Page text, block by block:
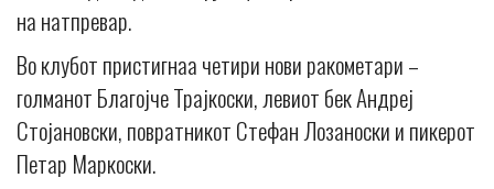
на натпревар.
Во клубот пристигнаа четири нови ракометари –
голманот Благојче Трајкоски, левиот бек Андреј
Стојановски, повратникот Стефан Лозаноски и пикерот
Петар Маркоски.